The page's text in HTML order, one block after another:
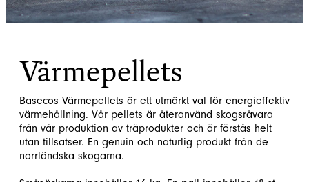
Värmepellets
Basecos Värmepellets är ett utmärkt val för energieffektiv
värmehållning. Vår pellets är återanvänd skogsråvara
från vår produktion av träprodukter och är förstås helt
utan tillsatser. En genuin och naturlig produkt från de
norrländska skogarna.